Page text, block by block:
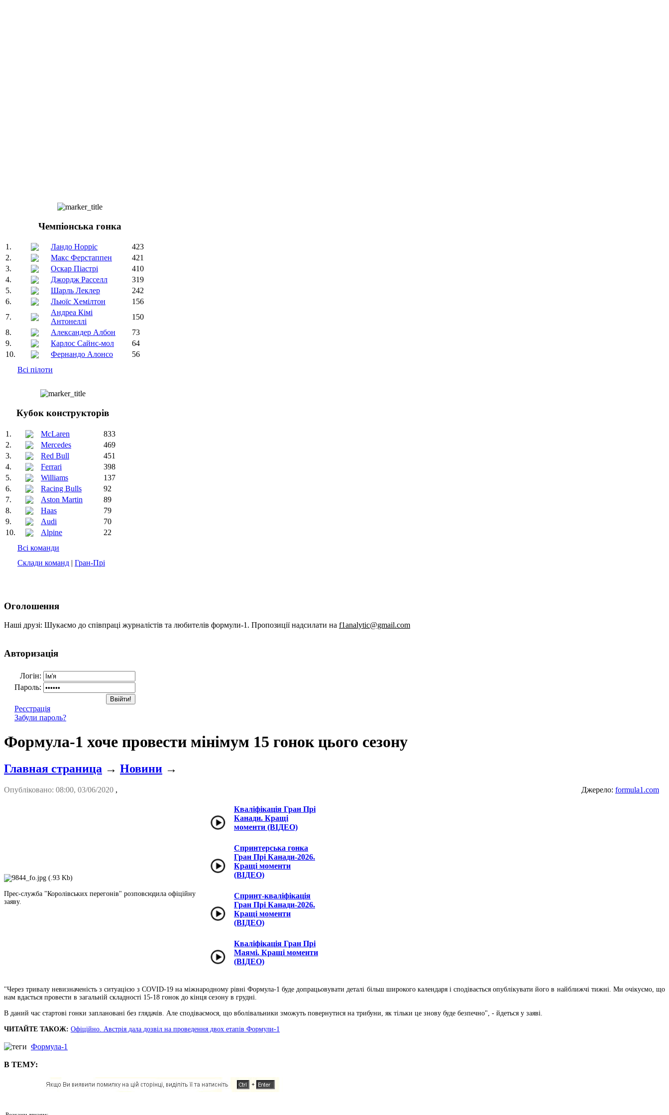
Чемпіонська гонка
1. Ландо Норріс
423
2.
Макс Ферстаппен
421
3.
Оскар Піастрі
410
4.
Джордж Расселл
319
5.
Шарль Леклер
242
6.
Льюїс Хемілтон
156
7.
Андреа Кімі
Антонеллі
150
8.
Александер Албон
73
9.
Карлос Сайнс-мол
64
10.
Фернандо Алонсо
56
Всі пілоти
Кубок конструкторів
1. McLaren
833
2.
Mercedes
469
3.
Red Bull
451
4.
Ferrari
398
5.
Williams
137
6.
Racing Bulls
92
7.
Aston Martin
89
8.
Haas
79
9.
Audi
70
10.
Alpine
22
Всі команди
Склади команд | Гран-Прі
Оголошення
Наші друзі: Шукаємо до співпраці журналістів та любителів формули-1. Пропозиції надсилати на f1analytic@gmail.com
Авторизація
Логін:
Пароль:
Реєстрація
Забули пароль?
Формула-1 хоче провести мінімум 15 гонок цього сезону
Главная страница → Новини →
Опубліковано: 08:00, 03/06/2020 , Джерело: formula1.com
Прес-служба "Королівських перегонів" розповсюдила офіційну
заяву.
Кваліфікація Гран Прі
Канади. Кращі
моменти (ВІДЕО)
Спринтерська гонка
Гран Прі Канади-2026.
Кращі моменти
(ВІДЕО)
Спринт-кваліфікація
Гран Прі Канади-2026.
Кращі моменти
(ВІДЕО)
Кваліфікація Гран Прі
Маямі. Кращі моменти
(ВІДЕО)
"Через тривалу невизначеність з ситуацією з COVID-19 на міжнародному рівні Формула-1 буде допрацьовувати деталі більш широкого календаря і сподівається опублікувати його в найближчі тижні. Ми очікуємо, що
нам вдасться провести в загальній складності 15-18 гонок до кінця сезону в грудні.
В даний час стартові гонки заплановані без глядачів. Але сподіваємося, що вболівальники зможуть повернутися на трибуни, як тільки це знову буде безпечно", - йдеться у заяві.
ЧИТАЙТЕ ТАКОЖ: Офіційно. Австрія дала дозвіл на проведення двох етапів Формули-1
Формула-1
В ТЕМУ: